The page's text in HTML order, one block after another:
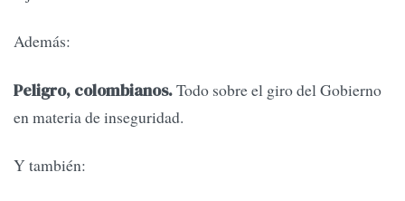
Además:
Peligro, colombianos.Todo sobre el giro del Gobierno
en materia de inseguridad.
Y también: